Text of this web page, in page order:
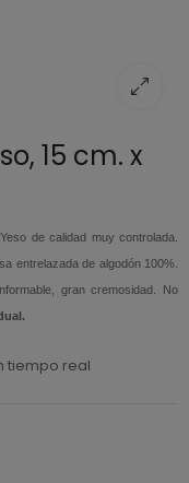
15 cm. x
Yeso de calidad muy controlada.
entrelazada de algodón 100%.
gran cremosidad. No
tiempo real